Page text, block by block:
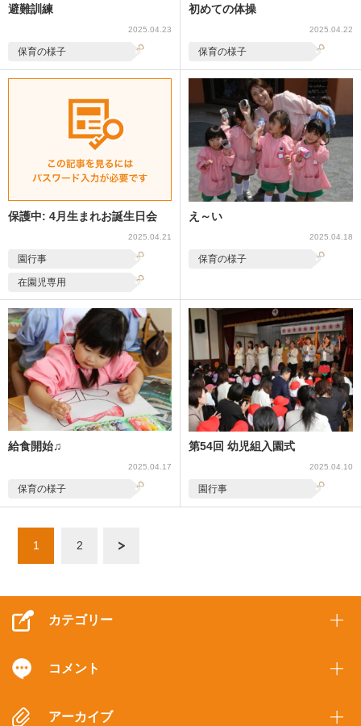
避難訓練
2025.04.23
保育の様子
初めての体操
2025.04.22
保育の様子
保護中: 4月生まれお誕生日会
2025.04.21
園行事
在園児専用
え～い
2025.04.18
保育の様子
給食開始♫
2025.04.17
保育の様子
第54回 幼児組入園式
2025.04.10
園行事
1 2
カテゴリー
コメント
アーカイブ